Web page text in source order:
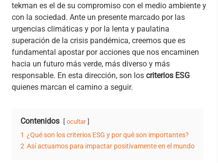
tekman es el de su compromiso con el medio ambiente y
con la sociedad. Ante un presente marcado por las
urgencias climáticas y por la lenta y paulatina
superación de la crisis pandémica, creemos que es
fundamental apostar por acciones que nos encaminen
hacia un futuro más verde, más diverso y más
responsable. En esta dirección, son los criterios ESG
quienes marcan el camino a seguir.
Contenidos ocultar
1 ¿Qué son los criterios ESG y por qué son importantes?
2 Así actuamos para impactar positivamente en el mundo